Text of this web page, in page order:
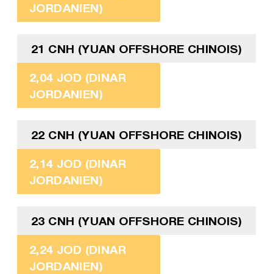
JORDANIEN)
21 CNH (YUAN OFFSHORE CHINOIS)
2,04 JOD (DINAR
JORDANIEN)
22 CNH (YUAN OFFSHORE CHINOIS)
2,14 JOD (DINAR
JORDANIEN)
23 CNH (YUAN OFFSHORE CHINOIS)
2,24 JOD (DINAR
JORDANIEN)